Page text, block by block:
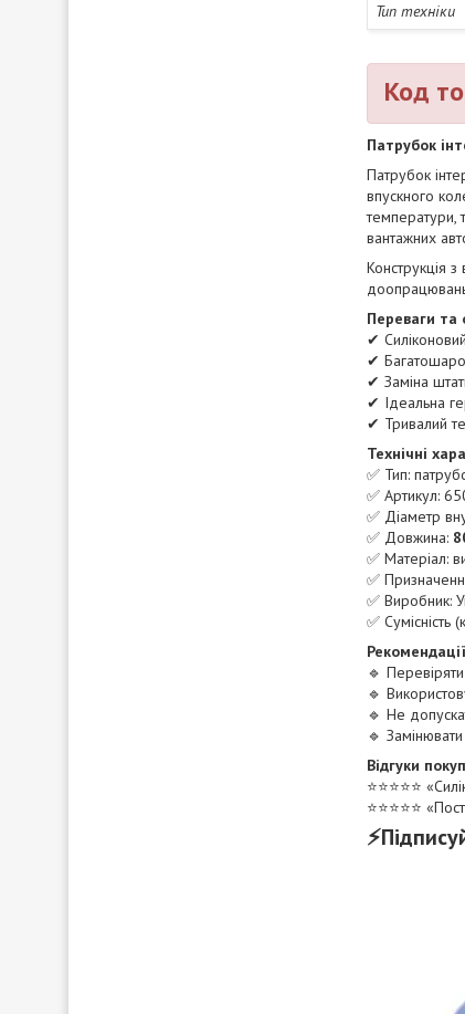
Тип техніки
Код
Патрубок
Патрубок
впускного
температури,
вантажних
Конструкція
Переваги та
✔
✔
✔ Заміна
✔ Ідеальна
✔ Тривалий
Технічні
✅ Тип:
✅ Артикул:
✅ Діаметр
✅ Довжина:
✅ Матеріал:
✅
✅ Виробник:
✅
🔹
🔹
🔹 Не
🔹
Відгуки
⭐️⭐️⭐️⭐️⭐️
⭐️⭐️⭐️⭐️⭐️